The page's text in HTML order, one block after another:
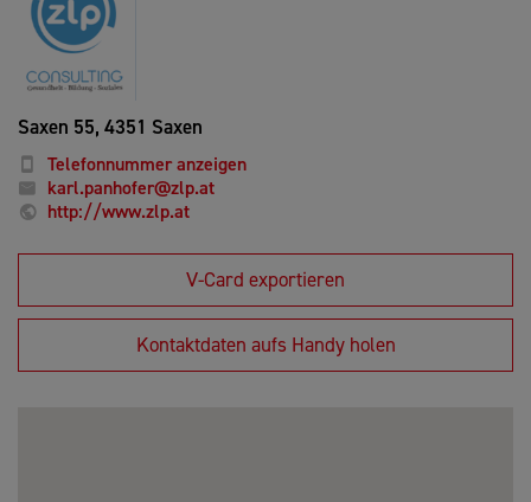
Saxen 55, 4351 Saxen
Telefonnummer anzeigen
karl.panhofer@zlp.at
http://www.zlp.at
V-Card exportieren
Kontaktdaten aufs Handy holen